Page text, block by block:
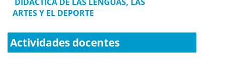
ARTES Y EL DEPORTE
Actividades docentes